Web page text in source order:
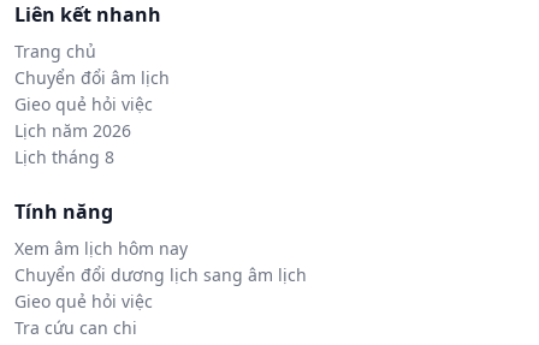
Liên kết nhanh
Trang chủ
Chuyển đổi âm lịch
Gieo quẻ hỏi việc
Lịch năm 2026
Lịch tháng 8
Tính năng
Xem âm lịch hôm nay
Chuyển đổi dương lịch sang âm lịch
Gieo quẻ hỏi việc
Tra cứu can chi